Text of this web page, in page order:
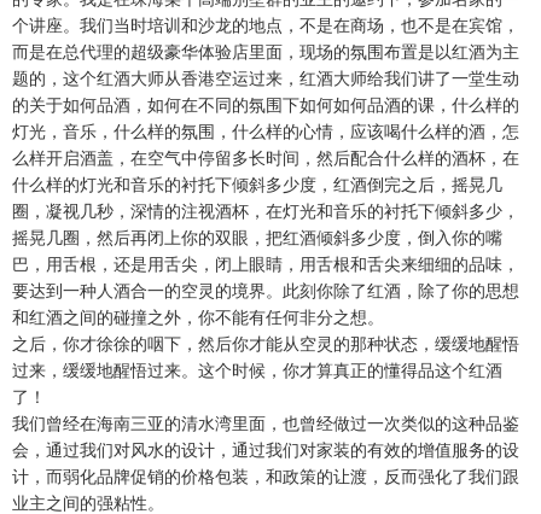
个讲座。我们当时培训和沙龙的地点，不是在商场，也不是在宾馆，
而是在总代理的超级豪华体验店里面，现场的氛围布置是以红酒为主
题的，这个红酒大师从香港空运过来，红酒大师给我们讲了一堂生动
的关于如何品酒，如何在不同的氛围下如何如何品酒的课，什么样的
灯光，音乐，什么样的氛围，什么样的心情，应该喝什么样的酒，怎
么样开启酒盖，在空气中停留多长时间，然后配合什么样的酒杯，在
什么样的灯光和音乐的衬托下倾斜多少度，红酒倒完之后，摇晃几
圈，凝视几秒，深情的注视酒杯，在灯光和音乐的衬托下倾斜多少，
摇晃几圈，然后再闭上你的双眼，把红酒倾斜多少度，倒入你的嘴
巴，用舌根，还是用舌尖，闭上眼睛，用舌根和舌尖来细细的品味，
要达到一种人酒合一的空灵的境界。此刻你除了红酒，除了你的思想
和红酒之间的碰撞之外，你不能有任何非分之想。
之后，你才徐徐的咽下，然后你才能从空灵的那种状态，缓缓地醒悟
过来，缓缓地醒悟过来。这个时候，你才算真正的懂得品这个红酒
了！
我们曾经在海南三亚的清水湾里面，也曾经做过一次类似的这种品鉴
会，通过我们对风水的设计，通过我们对家装的有效的增值服务的设
计，而弱化品牌促销的价格包装，和政策的让渡，反而强化了我们跟
业主之间的强粘性。